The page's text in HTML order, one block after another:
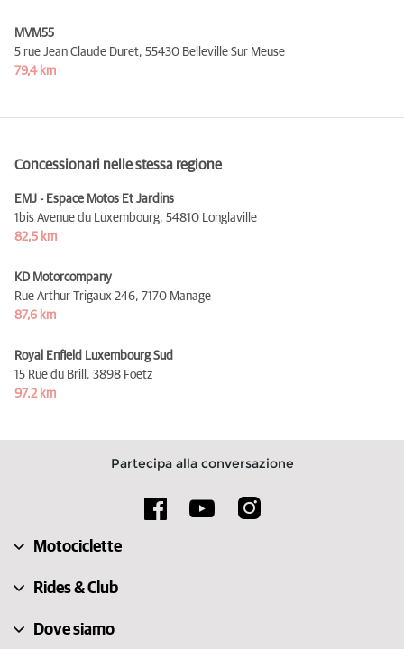
MVM55
5 rue Jean Claude Duret, 55430 Belleville Sur Meuse
79,4 km
Concessionari nelle stessa regione
EMJ - Espace Motos Et Jardins
1bis Avenue du Luxembourg, 54810 Longlaville
82,5 km
KD Motorcompany
Rue Arthur Trigaux 246, 7170 Manage
87,6 km
Royal Enfield Luxembourg Sud
15 Rue du Brill, 3898 Foetz
97,2 km
Partecipa alla conversazione
Motociclette
Rides & Club
Dove siamo